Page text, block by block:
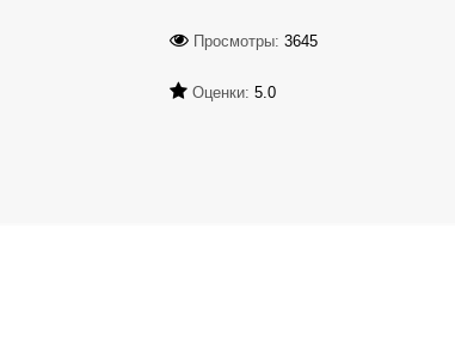
Просмотры: 3645
Оценки: 5.0